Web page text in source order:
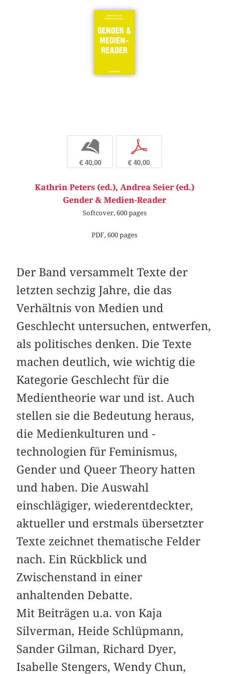
b
€ 40,00
p
€ 40,00
Kathrin Peters (ed.), Andrea Seier (ed.)
Gender & Medien-Reader
Softcover, 600 pages
PDF, 600 pages
Der Band versammelt Texte der
letzten sechzig Jahre, die das
Verhältnis von Medien und
Geschlecht untersuchen, entwerfen,
als politisches denken. Die Texte
machen deutlich, wie wichtig die
Kategorie Geschlecht für die
Medientheorie war und ist. Auch
stellen sie die Bedeutung heraus,
die Medienkulturen und -
technologien für Feminismus,
Gender und Queer Theory hatten
und haben. Die Auswahl
einschlägiger, wiederentdeckter,
aktueller und erstmals übersetzter
Texte zeichnet thematische Felder
nach. Ein Rückblick und
Zwischenstand in einer
anhaltenden Debatte.
Mit Beiträgen u.a. von Kaja
Silverman, Heide Schlüpmann,
Sander Gilman, Richard Dyer,
Isabelle Stengers, Wendy Chun,